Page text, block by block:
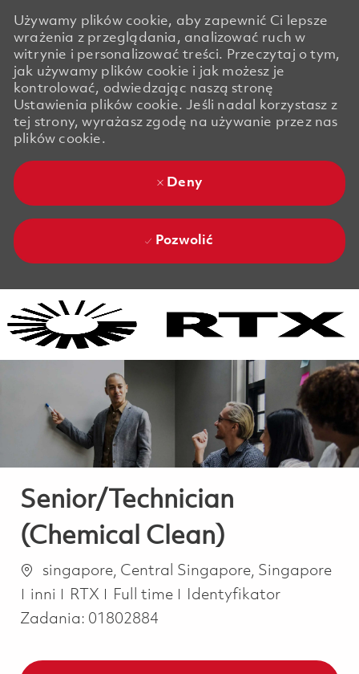
Używamy plików cookie, aby zapewnić Ci lepsze
wrażenia z przeglądania, analizować ruch w
witrynie i personalizować treści. Przeczytaj o tym,
jak używamy plików cookie i jak możesz je
kontrolować, odwiedzając naszą stronę
Ustawienia plików cookie. Jeśli nadal korzystasz z
tej strony, wyrażasz zgodę na używanie przez nas
plików cookie.
Deny
Pozwolić
Senior/Technician
(Chemical Clean)
Lokalizacja
singapore, Central Singapore, Singapore
Kategoria
inni RTX Job Type
Full time
Identyfikator
Zadania: 01802884